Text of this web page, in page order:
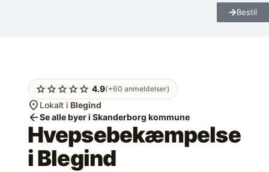
Bestil
starstarstarstarstar 4.9(+60 anmeldelser)
location_on Lokalt i Blegind
arrow_backSe alle byer i Skanderborg kommune
Hvepsebekæmpelse
iBlegind